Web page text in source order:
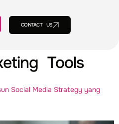
CONTACT US
Tools
Social Media Strategy yang